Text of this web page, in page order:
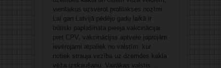
vienlaikus uzsverot profilakses nozīmi.
Lai gan Latvijā pēdējo gadu laikā ir
būtiski paplašināta pieeja vakcinācijai
pret CPV, vakcinācijas aptvere joprojām
ievērojami atpaliek no valstīm, kur
notiek strauja virzība uz dzemdes kakla
vēža izskaušanu. Vairākas valstis ...